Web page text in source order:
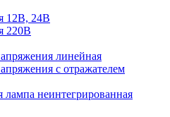
12В, 24В
220В
линейная
с отражателем
неинтегрированная